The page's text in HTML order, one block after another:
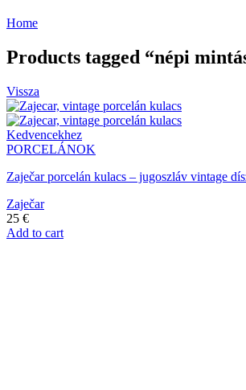
Home
Products tagged “népi
Vissza
Kedvencekhez
PORCELÁNOK
Zaječar porcelán kulacs – jugoszláv vintage
Zaječar
25 €
Add to cart